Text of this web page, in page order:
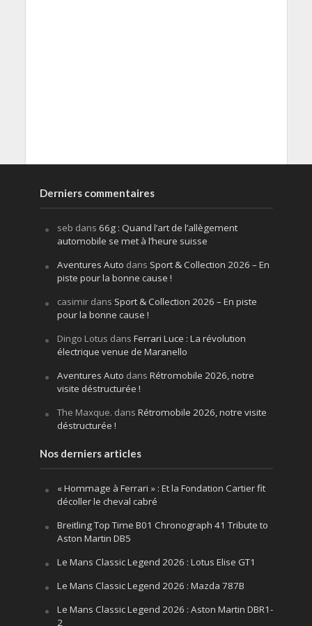
Derniers commentaires
seb dans 66g : Quand l’art de l’allègement
automobile se met à l’heure suisse
Aventures Auto dans Sport & Collection 2026 – En
piste pour la bonne cause !
casimirdans Sport & Collection 2026 – En piste
pour la bonne cause !
Dingo Lotus dans Ferrari Luce : La révolution
électrique venue de Maranello
Aventures Auto dans Rétromobile 2026, notre
visite déstructurée !
The Maxque. dans Rétromobile 2026, notre visite
déstructurée !
Nos derniers articles
« Hommage à Ferrari » : Et la Fondation Cartier fit
décoller le cheval cabré
Breitling Top Time B01 Chronograph 41 Tribute to
Aston Martin DB5
Le Mans Classic Legend 2026 : Lotus Elise GT1
Le Mans Classic Legend 2026 : Mazda 787B
Le Mans Classic Legend 2026 : Aston Martin DBR1-
2